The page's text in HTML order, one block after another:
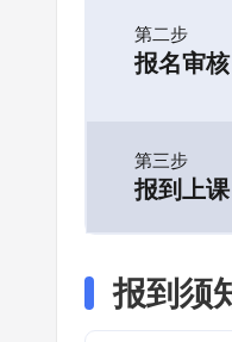
第二步
报名审核
第三步
报到上课
报到须